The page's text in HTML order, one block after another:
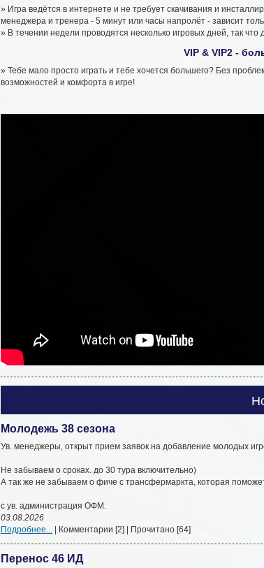
» Игра ведётся в интернете и не требует скачивания и
менеджера и тренера - 5 минут или часы напролёт - зависит
» В течении недели проводятся несколько игровых дней, так
VIP & VIP2 -
» Тебе мало просто играть и тебе хочется большего? Без
возможностей и комфорта в игре!
Молодежь 38 сезона
Ув. менеджеры, открыт прием заявок на добавление молодых
Не забываем о сроках. до 30 тура включительно)
А так же не забываем о фиче с трансфермаркта, которая
с ув. администрация ОФМ.
03.08.2026
Подробнее...
| Комментарии [2] | Прочитано [64]
Перенос 46 ИД